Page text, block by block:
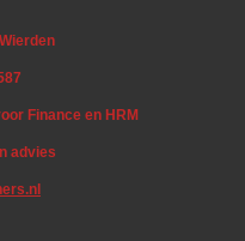
Finance en HRM
advies